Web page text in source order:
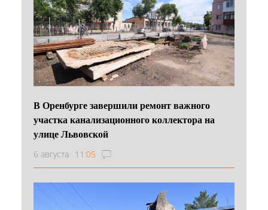
В Оренбурге завершили ремонт важного
участка канализационного коллектора на
улице Львовской
6 августа 11:05